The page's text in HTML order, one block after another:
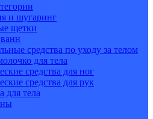
и шугаринг
щетки
средства по уходу за телом
для тела
средства для ног
средства для рук
для тела